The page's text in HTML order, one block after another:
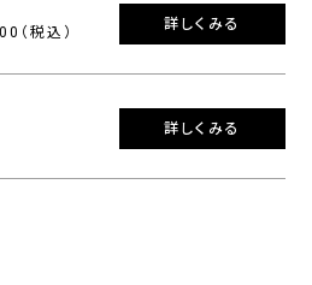
税込）
詳しくみる
詳しくみる